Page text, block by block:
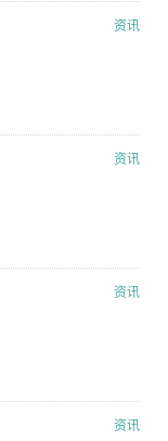
资讯
资讯
资讯
资讯